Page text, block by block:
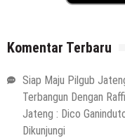
Komentar Terbaru
Siap Maju Pilgub
Terbangun Dengan
Jateng : Dico
Dikunjungi